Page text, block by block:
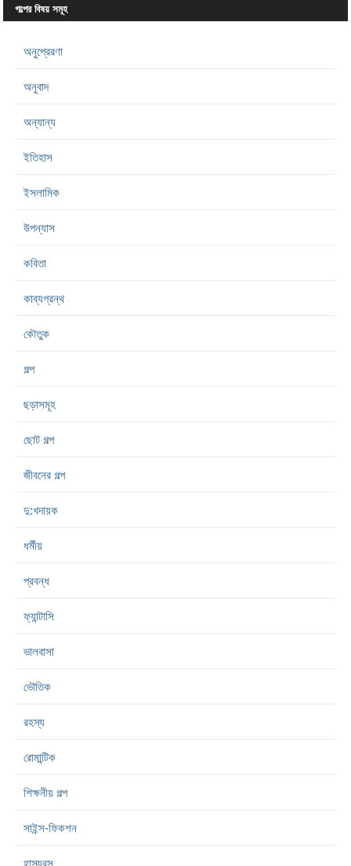
গল্পের বিষয় সমূহ
অনুপ্রেরণা
অনুবাদ
অন্যান্য
ইতিহাস
ইসলামিক
উপন্যাস
কবিতা
কাব্যগ্রন্থ
কৌতুক
গল্প
ছড়াসমূহ
ছোট গল্প
জীবনের গল্প
দু:খদায়ক
ধর্মীয়
প্রবন্ধ
ফ্যান্টাসি
ভালবাসা
ভৌতিক
রহস্য
রোমান্টিক
শিক্ষনীয় গল্প
সাইন্স-ফিকশন
হাস্যরস